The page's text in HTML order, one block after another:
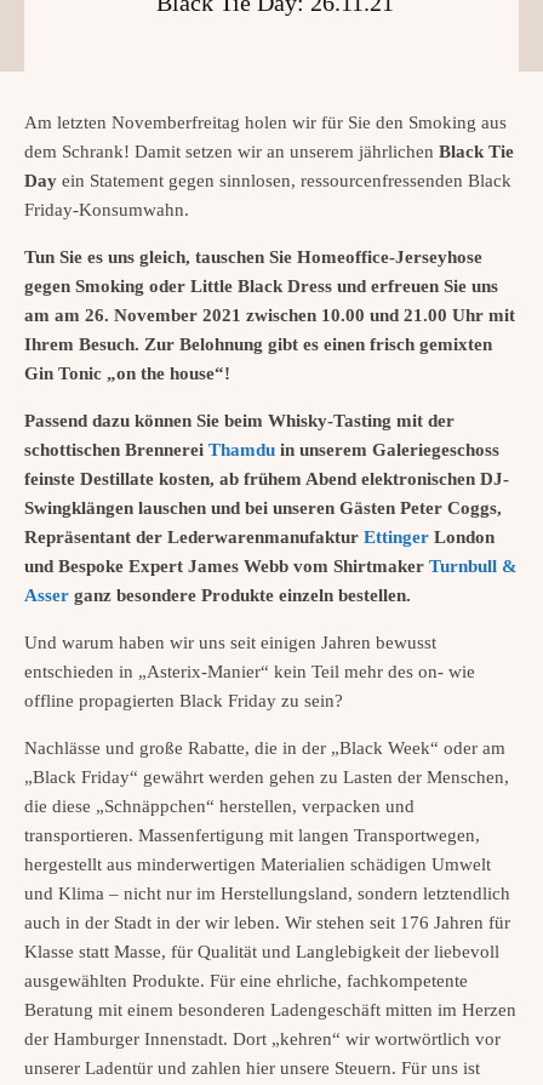
Am letzten Novemberfreitag holen wir für Sie den Smoking aus
dem Schrank! Damit setzen wir an unserem jährlichen Black Tie
Day ein Statement gegen sinnlosen, ressourcenfressenden Black
Friday-Konsumwahn.
Tun Sie es uns gleich, tauschen Sie Homeoffice-Jerseyhose
gegen Smoking oder Little Black Dress und erfreuen Sie uns
am am 26. November 2021 zwischen 10.00 und 21.00 Uhr mit
Ihrem Besuch. Zur Belohnung gibt es einen frisch gemixten
Gin Tonic „on the house“!
Passend dazu können Sie beim Whisky-Tasting mit der
schottischen Brennerei Thamdu in unserem Galeriegeschoss
feinste Destillate kosten, ab frühem Abend elektronischen DJ-
Swingklängen lauschen und bei unseren Gästen Peter Coggs,
Repräsentant der Lederwarenmanufaktur Ettinger London
und Bespoke Expert James Webb vom Shirtmaker Turnbull &
Asser ganz besondere Produkte einzeln bestellen.
Und warum haben wir uns seit einigen Jahren bewusst
entschieden in „Asterix-Manier“ kein Teil mehr des on- wie
offline propagierten Black Friday zu sein?
Nachlässe und große Rabatte, die in der „Black Week“ oder am
„Black Friday“ gewährt werden gehen zu Lasten der Menschen,
die diese „Schnäppchen“ herstellen, verpacken und
transportieren. Massenfertigung mit langen Transportwegen,
hergestellt aus minderwertigen Materialien schädigen Umwelt
und Klima – nicht nur im Herstellungsland, sondern letztendlich
auch in der Stadt in der wir leben. Wir stehen seit 176 Jahren für
Klasse statt Masse, für Qualität und Langlebigkeit der liebevoll
ausgewählten Produkte. Für eine ehrliche, fachkompetente
Beratung mit einem besonderen Ladengeschäft mitten im Herzen
der Hamburger Innenstadt. Dort „kehren“ wir wortwörtlich vor
unserer Ladentür und zahlen hier unsere Steuern. Für uns ist